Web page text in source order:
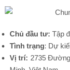
Chủ đầu tư: Tập
Tình trạng: Dự
Vị trí: 2735